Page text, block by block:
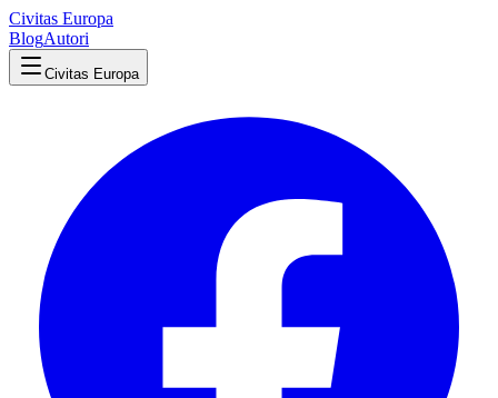
Civitas Europa
BlogAutori
Civitas Europa